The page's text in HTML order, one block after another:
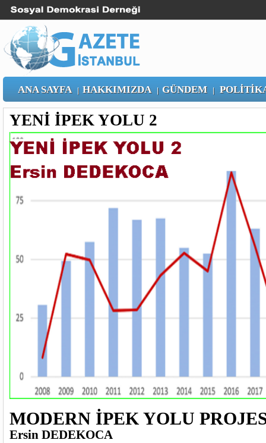
ANA SAYFA | HAKKIMIZDA | GÜNDEM|
YENİ İPEK YOLU 2
MODERN İPEK YOLU
Ersin DEDEKOCA